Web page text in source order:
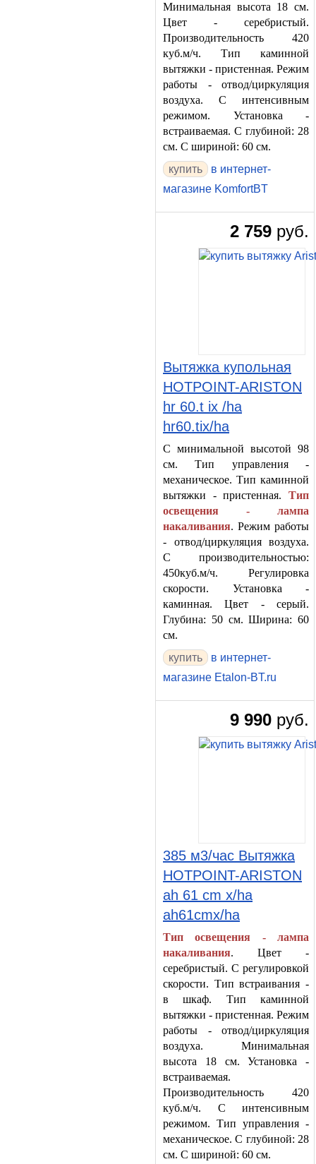
Минимальная высота 18 см.
Цвет - серебристый.
Производительность 420
куб.м/ч. Тип каминной
вытяжки - пристенная. Режим
работы - отвод/циркуляция
воздуха. С интенсивным
режимом. Установка -
встраиваемая. С глубиной: 28
см. С шириной: 60 см.
в интернет-
магазине KomfortBT
2 759 руб.
Вытяжка купольная
HOTPOINT-ARISTON
hr 60.t ix /ha
hr60.tix/ha
С минимальной высотой 98
см. Тип управления -
механическое. Тип каминной
вытяжки - пристенная. Тип
освещения - лампа
накаливания. Режим работы
- отвод/циркуляция воздуха.
С производительностью:
450куб.м/ч. Регулировка
скорости. Установка -
каминная. Цвет - серый.
Глубина: 50 см. Ширина: 60
см.
в интернет-
магазине Etalon-BT.ru
9 990 руб.
385 м3/час Вытяжка
HOTPOINT-ARISTON
ah 61 cm x/ha
ah61cmx/ha
Тип освещения - лампа
накаливания. Цвет -
серебристый. С регулировкой
скорости. Тип встраивания -
в шкаф. Тип каминной
вытяжки - пристенная. Режим
работы - отвод/циркуляция
воздуха. Минимальная
высота 18 см. Установка -
встраиваемая.
Производительность 420
куб.м/ч. С интенсивным
режимом. Тип управления -
механическое. С глубиной: 28
см. С шириной: 60 см.